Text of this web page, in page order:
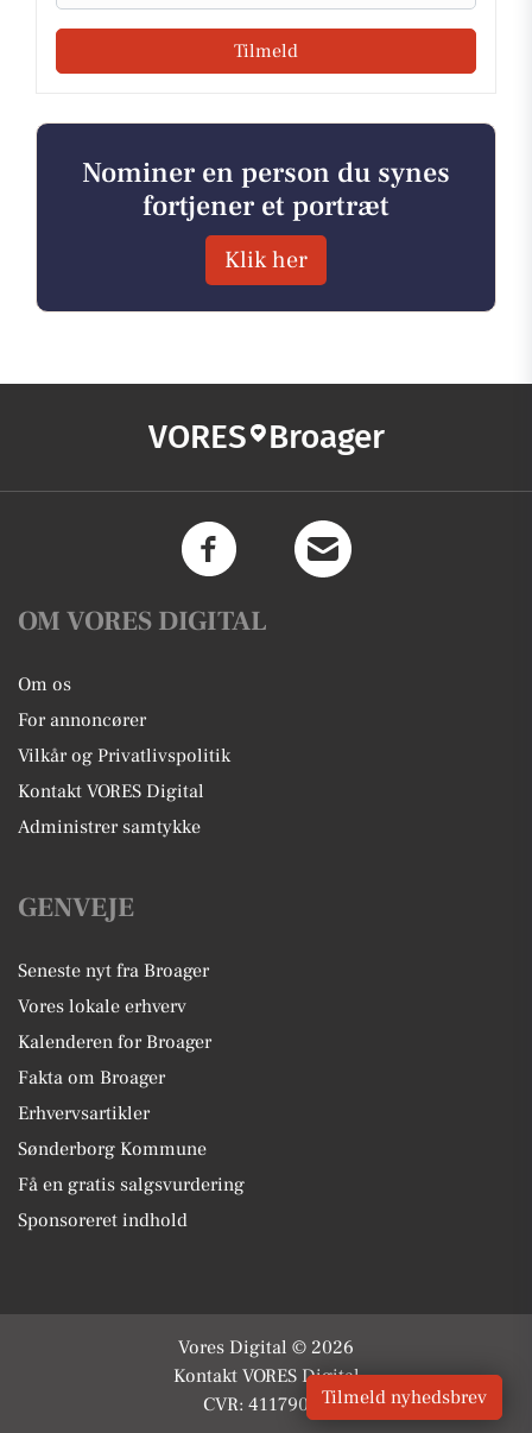
Tilmeld
Nominer en person du synes
fortjener et portræt
Klik her
VORES Broager
OM VORES DIGITAL
Om os
For annoncører
Vilkår og Privatlivspolitik
Kontakt VORES Digital
Administrer samtykke
GENVEJE
Seneste nyt fra Broager
Vores lokale erhverv
Kalenderen for Broager
Fakta om Broager
Erhvervsartikler
Sønderborg Kommune
Få en gratis salgsvurdering
Sponsoreret indhold
Vores Digital © 2026
Kontakt VORES Digital
CVR: 41179082Tilmeld nyhedsbrev